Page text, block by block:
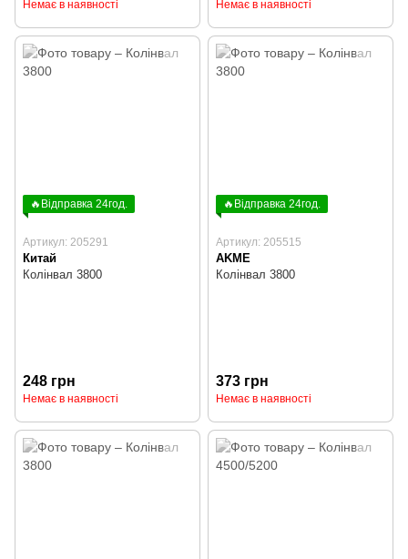
Немає в наявності Немає в наявності
🔥Відправка 24год.
Артикул: 205291
Китай
Колінвал 3800
248 грн
Немає в наявності
🔥Відправка 24год.
Артикул: 205515
AKME
Колінвал 3800
373 грн
Немає в наявності